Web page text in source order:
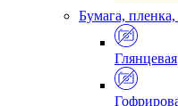
Бумага, пленка,
Глянцевая